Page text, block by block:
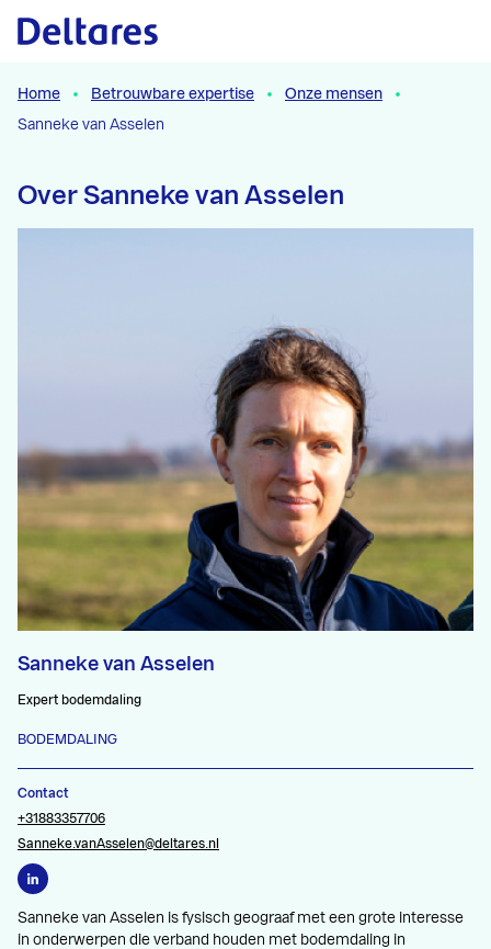
Naar hoofdcontent
Home Betrouwbare expertise
Onze mensen
Sanneke van Asselen
Over Sanneke van Asselen
Sanneke van Asselen
Expert bodemdaling
BODEMDALING
Contact
+31883357706
Sanneke.vanAsselen@deltares.nl
Sanneke van Asselen is fysisch geograaf met een grote interesse
in onderwerpen die verband houden met bodemdaling in